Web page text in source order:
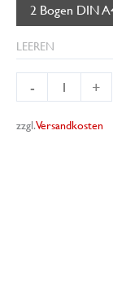
2 Bogen DIN
LEEREN
-
Tapete
PopArt
+
zzgl.Versandkosten